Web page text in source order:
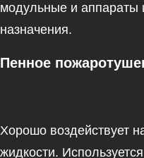
модульные и аппараты
назначения.
Пенное
Хорошо воздействует
жидкости.